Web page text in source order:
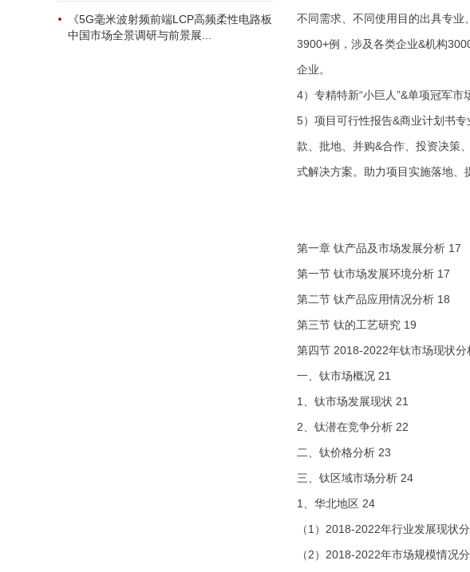
《5G毫米波射频前端LCP高频柔性电路板
中国市场全景调研与前景展...
不同需求、不同使用目的出具专
3900+例，涉及各类企业&机构
企业。
4）专精特新“小巨人”&单项冠军市
5）项目可行性报告&商业计划书
款、批地、并购&合作、投资决策
式解决方案。助力项目实施落地、
第一章 钛产品及市场发展分析 17
第一节 钛市场发展环境分析 17
第二节 钛产品应用情况分析 18
第三节 钛的工艺研究 19
第四节 2018-2022年钛市场现状分
一、钛市场概况 21
1、钛市场发展现状 21
2、钛潜在竞争分析 22
二、钛价格分析 23
三、钛区域市场分析 24
1、华北地区 24
（1）2018-2022年行业发展现状
（2）2018-2022年市场规模情况